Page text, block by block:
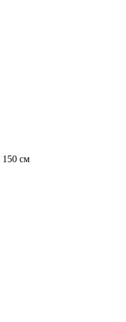
150 см